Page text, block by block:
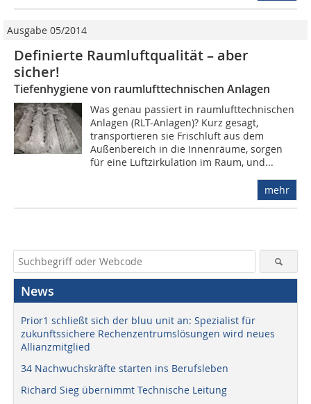
Ausgabe 05/2014
Definierte Raumluftqualität – aber
sicher!
Tiefenhygiene von raumlufttechnischen Anlagen
Was genau passiert in raumlufttechnischen
Anlagen (RLT-Anlagen)? Kurz gesagt,
transportieren sie Frischluft aus dem
Außenbereich in die Innenräume, sorgen
für eine Luftzirkulation im Raum, und...
mehr
News
Prior1 schließt sich der bluu unit an: Spezialist für
zukunftssichere Rechenzentrumslösungen wird neues
Allianzmitglied
34 Nachwuchskräfte starten ins Berufsleben
Richard Sieg übernimmt Technische Leitung